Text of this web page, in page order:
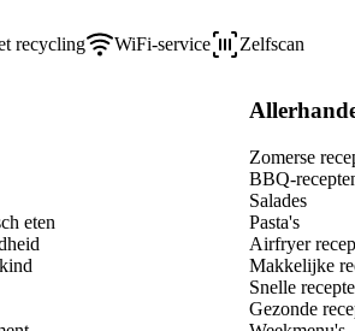
recycling WiFi-service Zelfscan
eten
Zomerse
BBQ-
Salades
Pasta's
Airfryer
Makkelijke
Snelle
Gezonde